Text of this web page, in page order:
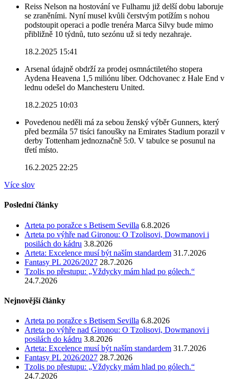
Reiss Nelson na hostování ve Fulhamu již delší dobu laboruje
se zraněními. Nyní musel kvůli čerstvým potížím s nohou
podstoupit operaci a podle trenéra Marca Silvy bude mimo
přibližně 10 týdnů, tuto sezónu už si tedy nezahraje.
18.2.2025 15:41
Arsenal údajně obdrží za prodej osmnáctiletého stopera
Aydena Heavena 1,5 miliónu liber. Odchovanec z Hale End v
lednu odešel do Manchesteru United.
18.2.2025 10:03
Povedenou neděli má za sebou ženský výběr Gunners, který
před bezmála 57 tisíci fanoušky na Emirates Stadium porazil v
derby Tottenham jednoznačně 5:0. V tabulce se posunul na
třetí místo.
16.2.2025 22:25
Více slov
Poslední články
Arteta po poražce s Betisem Sevilla 6.8.2026
Arteta po výhře nad Gironou: O Tzolisovi, Dowmanovi i
posilách do kádru 3.8.2026
Arteta: Excelence musí být naším standardem 31.7.2026
Fantasy PL 2026/2027 28.7.2026
Tzolis po přestupu: „Vždycky mám hlad po gólech.“
24.7.2026
Nejnovější články
Arteta po poražce s Betisem Sevilla 6.8.2026
Arteta po výhře nad Gironou: O Tzolisovi, Dowmanovi i
posilách do kádru 3.8.2026
Arteta: Excelence musí být naším standardem 31.7.2026
Fantasy PL 2026/2027 28.7.2026
Tzolis po přestupu: „Vždycky mám hlad po gólech.“
24.7.2026